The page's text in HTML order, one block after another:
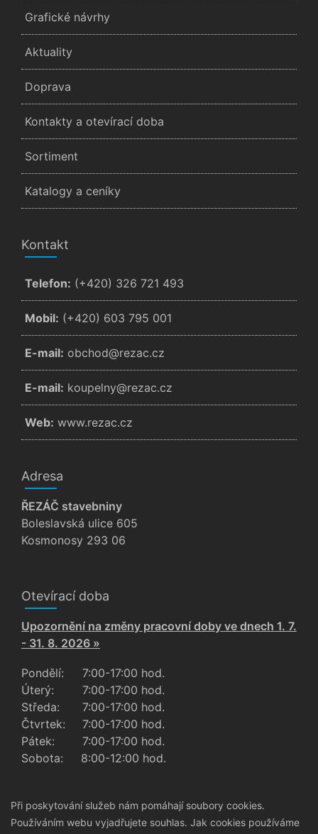
Grafické návrhy
Aktuality
Doprava
Kontakty a otevírací doba
Sortiment
Katalogy a ceníky
Kontakt
Telefon: (+420) 326 721 493
Mobil: (+420) 603 795 001
E-mail: zc.cazer@dohcbo
E-mail: zc.cazer@ynlepuok
Web: www.rezac.cz
Adresa
ŘEZÁČ stavebniny
Boleslavská ulice 605
Kosmonosy 293 06
Otevírací doba
Upozornění na změny pracovní doby ve dnech 1. 7.
- 31. 8. 2026 »
Pondělí:
Úterý:
Středa:
Čtvrtek:
Pátek:
Sobota:
7:00-17:00 hod.
7:00-17:00 hod.
7:00-17:00 hod.
7:00-17:00 hod.
7:00-17:00 hod.
8:00-12:00 hod.
Při poskytování služeb nám pomáhají soubory cookies.
Používáním webu vyjadřujete souhlas. Jak cookies používáme